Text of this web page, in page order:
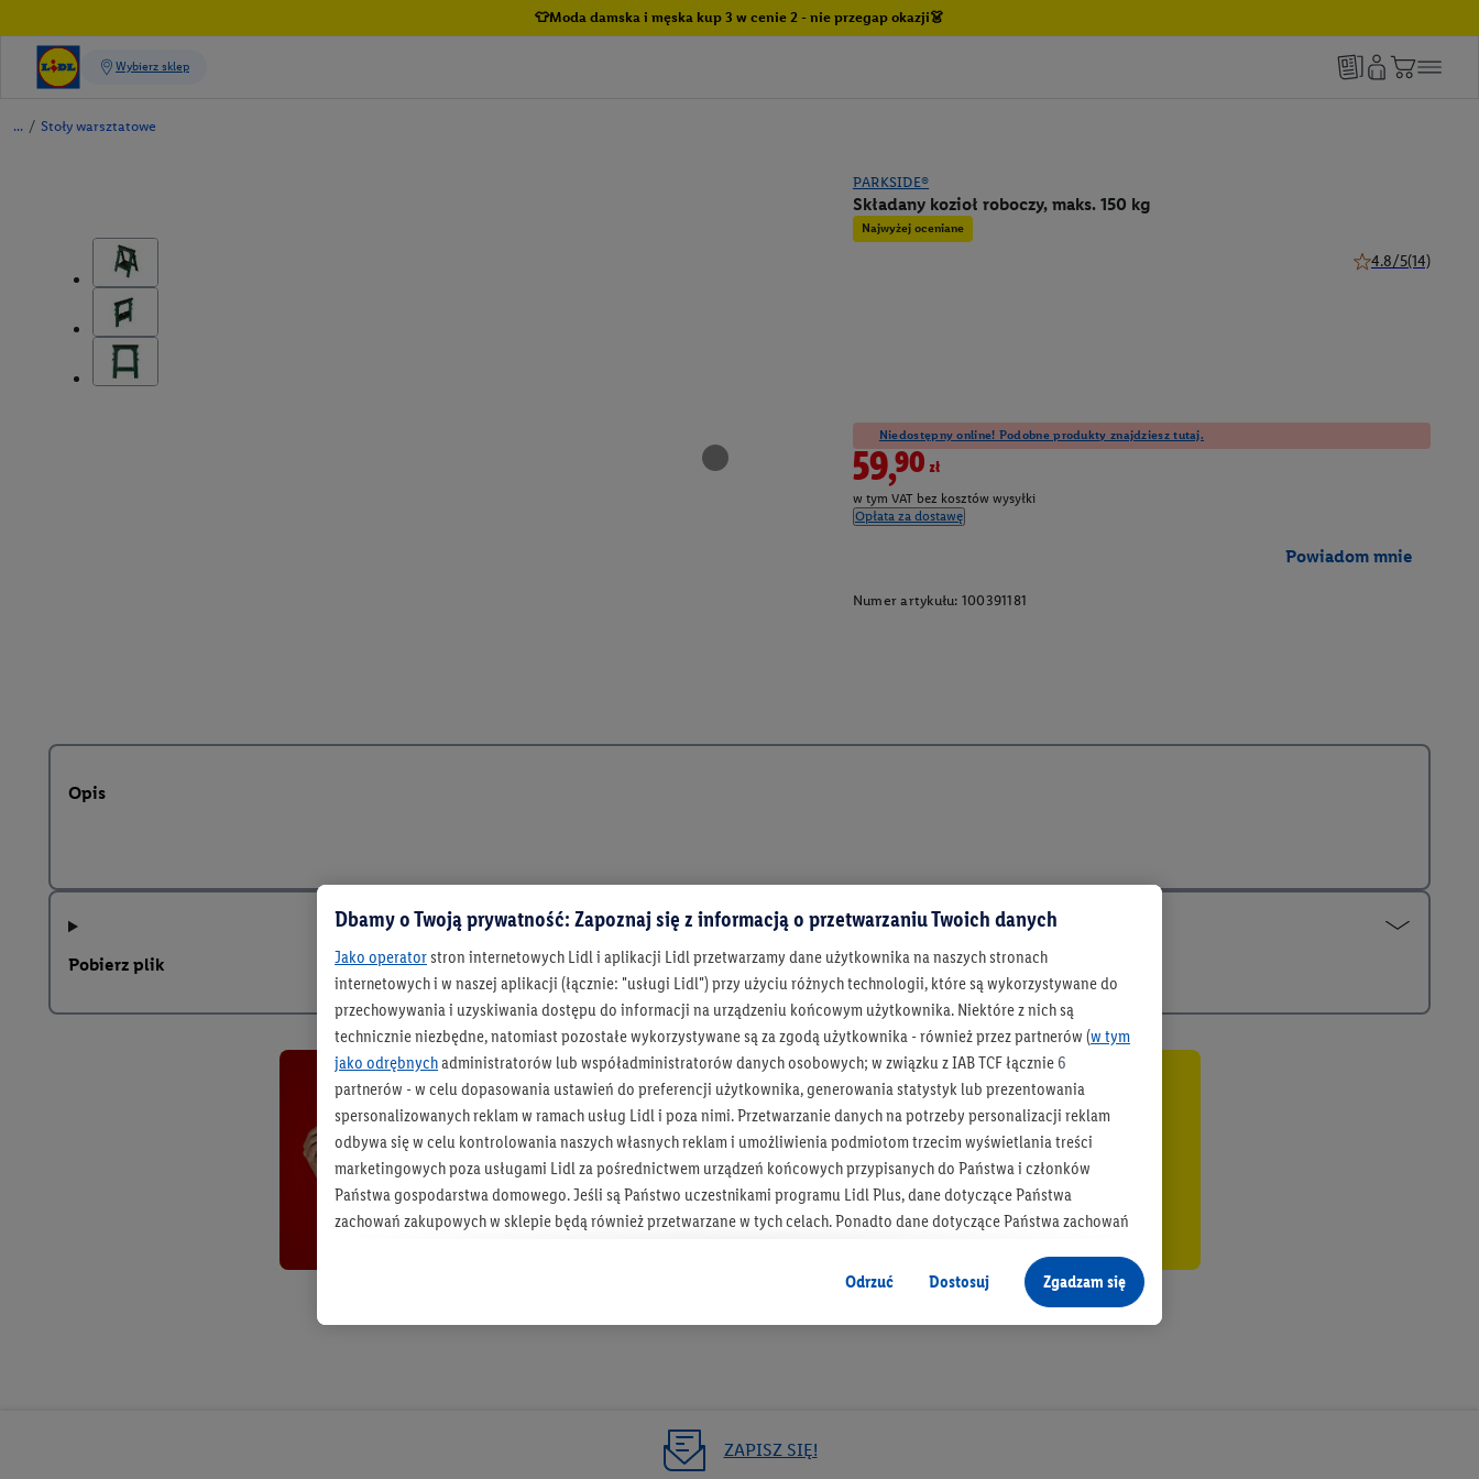
👕Moda damska i męska kup 3 w cenie 2 - nie przegap okazji👗
/ Stoły warsztatowe
PARKSIDE®
Składany kozioł roboczy, maks. 150 kg
Najwyżej oceniane
4.8/5(14)
Niedostępny online! Podobne produkty znajdziesz tutaj.
59,90zł
w tym VAT bez kosztów wysyłki
Opłata za dostawę
Powiadom mnie
Numer artykułu: 100391181
Opis
Pobierz plik
Bądź na bieżąco
Otrzymuj newsletter Lidla
Zapisz się!
ZAPISZ SIĘ!
Dbamy o Twoją prywatność: Zapoznaj się z informacją o przetwarzaniu Twoich danych
Jako operatorstron internetowych Lidl i aplikacji Lidl przetwarzamy dane użytkownika na naszych stronach
internetowych i w naszej aplikacji (łącznie: "usługi Lidl") przy użyciu różnych technologii, które są wykorzystywane do
przechowywania i uzyskiwania dostępu do informacji na urządzeniu końcowym użytkownika. Niektóre z nich są
technicznie niezbędne, natomiast pozostałe wykorzystywane są za zgodą użytkownika - również przez partnerów (w tym
jako odrębnychadministratorów lub współadministratorów danych osobowych; w związku z IAB TCF łącznie 6
partnerów - w celu dopasowania ustawień do preferencji użytkownika, generowania statystyk lub prezentowania
spersonalizowanych reklam w ramach usług Lidl i poza nimi. Przetwarzanie danych na potrzeby personalizacji reklam
odbywa się w celu kontrolowania naszych własnych reklam i umożliwienia podmiotom trzecim wyświetlania treści
marketingowych poza usługami Lidl za pośrednictwem urządzeń końcowych przypisanych do Państwa i członków
Państwa gospodarstwa domowego. Jeśli są Państwo uczestnikami programu Lidl Plus, dane dotyczące Państwa
zachowań zakupowych w sklepie będą również przetwarzane w tych celach. Ponadto dane dotyczące Państwa zachowań
jako niezależny administrator danych
Tworzenie spersonalizowanych reklam opiera się na generowaniu profili, które są również wzbogacane o dane z innych
końcowych w celu tworzenia grup docelowych (tzw. segmentów). W związku z personalizacją treści marketingowych,
przetwarzanie odbywa się również w celu pomiaru wydajności/skuteczności reklamy, badania grup docelowych,
Odrzuć Dostosuj Zgadzam się